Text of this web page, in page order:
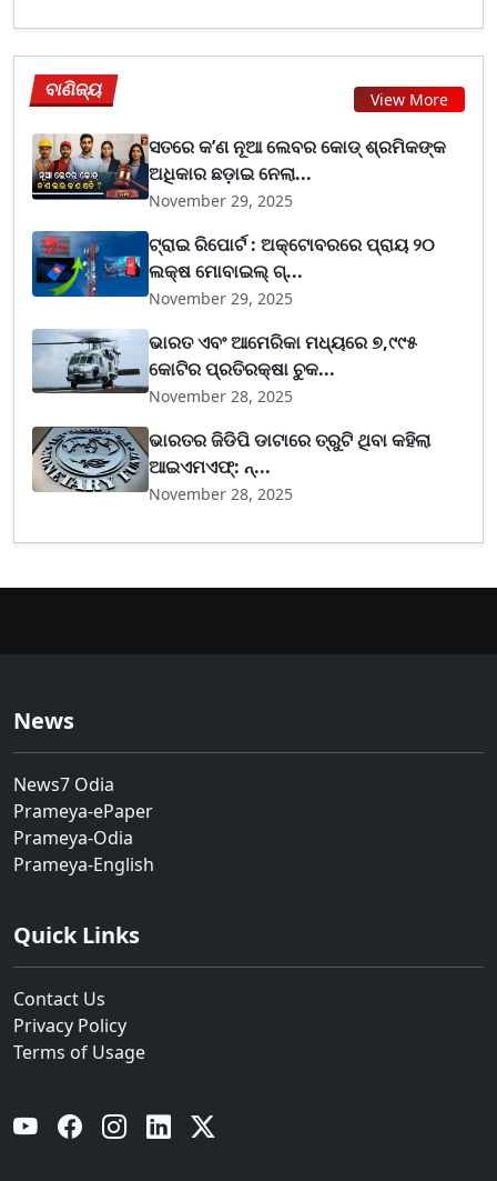
ବାଣିଜ୍ୟ View More
ସତରେ କ’ଣ ନୂଆ ଲେବର କୋଡ୍‌ ଶ୍ରମିକଙ୍କ
ଅଧିକାର ଛଡ଼ାଇ ନେଲା...
November 29, 2025
ଟ୍ରାଇ ରିପୋର୍ଟ : ଅକ୍ଟୋବରରେ ପ୍ରାୟ ୨୦
ଲକ୍ଷ ମୋବାଇଲ୍ ଗ୍...
November 29, 2025
ଭାରତ ଏବଂ ଆମେରିକା ମଧ୍ୟରେ ୭,୯୯୫
କୋଟିର ପ୍ରତିରକ୍ଷା ଚୁକ...
November 28, 2025
ଭାରତର ଜିଡିପି ଡାଟାରେ ତ୍ରୁଟି ଥିବା କହିଲା
ଆଇଏମଏଫ୍‌: ନ୍...
November 28, 2025
News
News7 Odia
Prameya-ePaper
Prameya-Odia
Prameya-English
Quick Links
Contact Us
Privacy Policy
Terms of Usage
YouTube Facebook Instagram Linkedin